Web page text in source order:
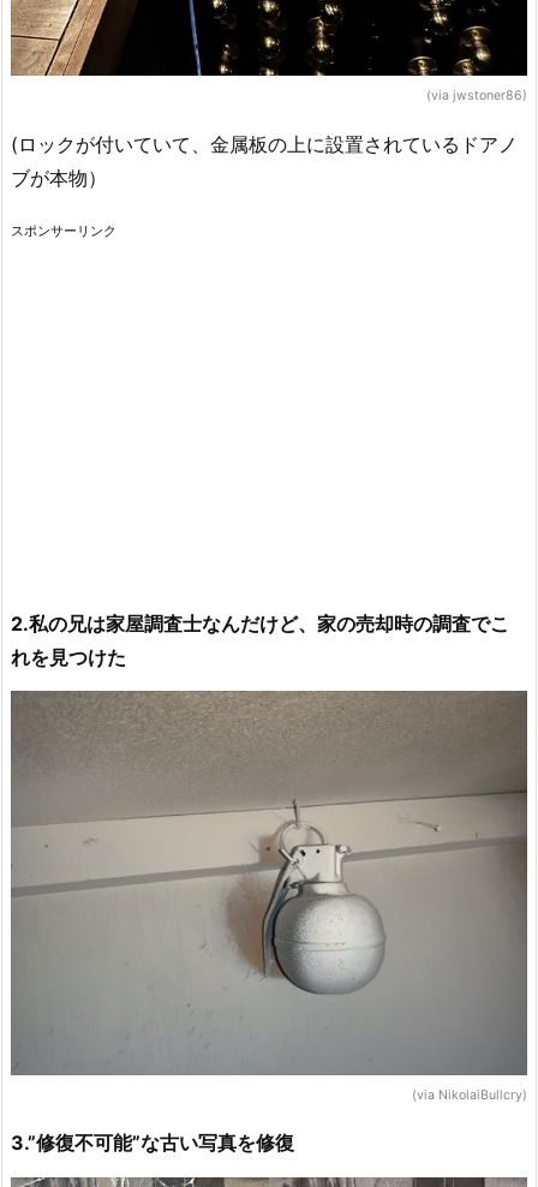
(via jwstoner86)
(ロックが付いていて、金属板の上に設置されているドアノ
ブが本物）
スポンサーリンク
2.私の兄は家屋調査士なんだけど、家の売却時の調査でこ
れを見つけた
(via NikolaiBullcry)
3.”修復不可能”な古い写真を修復